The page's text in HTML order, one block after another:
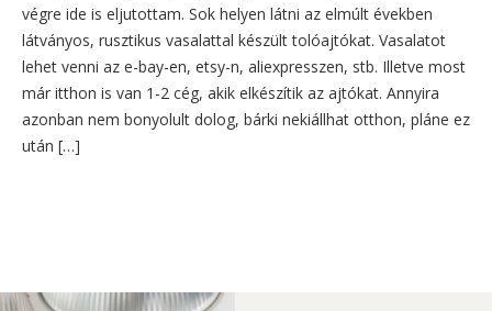
végre ide is eljutottam. Sok helyen látni az elmúlt években
látványos, rusztikus vasalattal készült tolóajtókat. Vasalatot
lehet venni az e-bay-en, etsy-n, aliexpresszen, stb. Illetve most
már itthon is van 1-2 cég, akik elkészítik az ajtókat. Annyira
azonban nem bonyolult dolog, bárki nekiállhat otthon, pláne ez
után […]